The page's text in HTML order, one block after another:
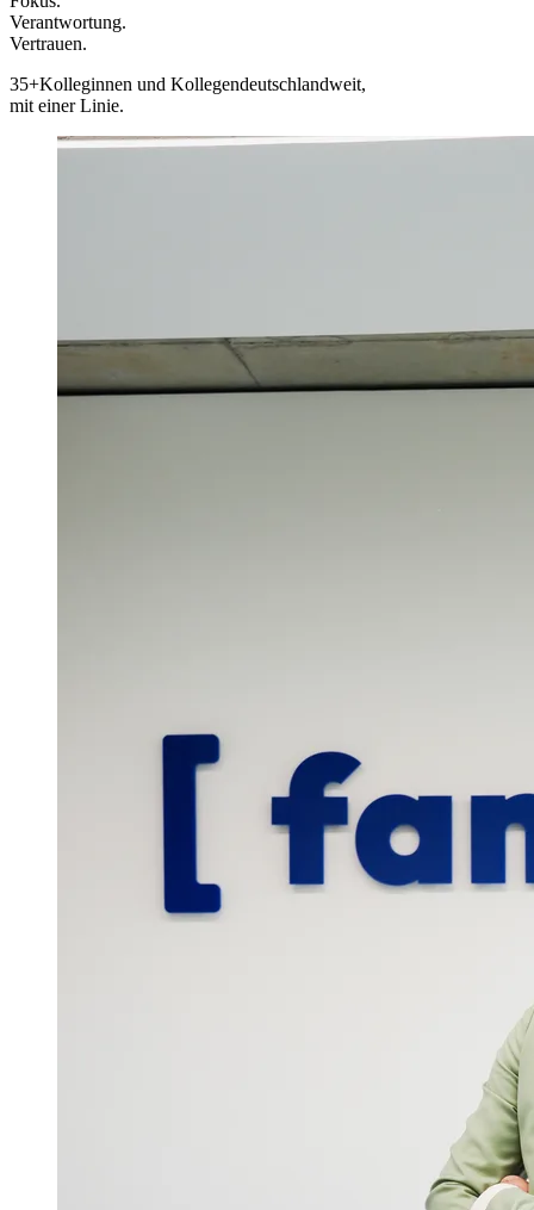
Verantwortung.
Vertrauen.
35+Kolleginnen und Kollegendeutschlandweit,
mit einer Linie.